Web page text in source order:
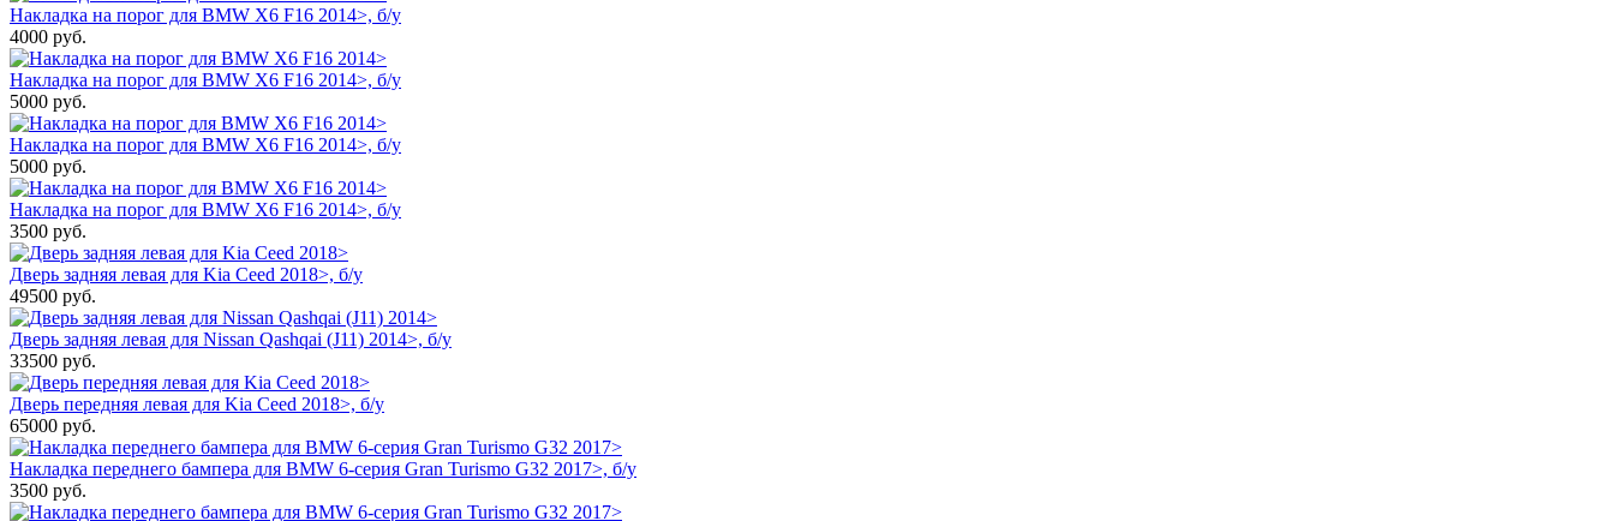
Накладка на порог для BMW X6 F16 2014>, б/у
4000 руб.
Накладка на порог для BMW X6 F16 2014>, б/у
5000 руб.
Накладка на порог для BMW X6 F16 2014>, б/у
5000 руб.
Накладка на порог для BMW X6 F16 2014>, б/у
3500 руб.
Дверь задняя левая для Kia Ceed 2018>, б/у
49500 руб.
Дверь задняя левая для Nissan Qashqai (J11) 2014>, б/у
33500 руб.
Дверь передняя левая для Kia Ceed 2018>, б/у
65000 руб.
Накладка переднего бампера для BMW 6-серия Gran Turismo G32 2017>, б/у
3500 руб.